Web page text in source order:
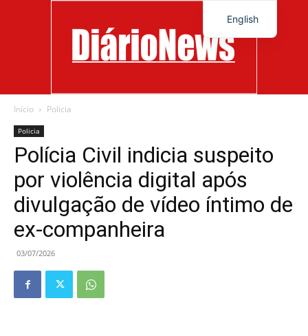
News
Início Policia
Policia
Polícia Civil indicia suspeito
por violência digital após
divulgação de vídeo íntimo de
ex-companheira
03/07/2026
English